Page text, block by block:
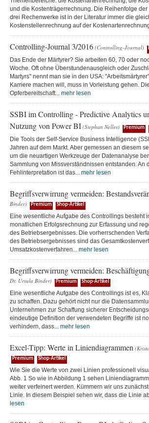
und die Kostenträgerrechnung. Die Reihenfolge
drei Rechenwerke ist in der Literatur immer die
Kostenstellenrechnung auf der
Controlling-Journal 3/2016 (Controlling-Journal)
Das Ende der Märtyrer? Sie arbeiten 60, 70 oder
Woche. Oft ohne Überstundenausgleich oder
Martyrs" nennt man sie in den USA:
Karriere machen will, muss in Vorleistung gehen.
Opferbereitschaft... mehr lesen
SSBI im Controlling - Predictive Analytics
Nutzung von Power BI (Stephan Nelles) Premium
Die Tools der Self-Service Business Intelligence
Jahren auf dem Markt. Aber gemessen an diesem
um die neuartigen Werkzeuge der Datenanalyse
Sammlung von Missverständnissen entstanden. An
Fehlinterpretation ist das... mehr lesen
Begriffsverwirrung vermeiden:
Binder)
Premium Shop-Artikel
Eine wesentliche Aufgabe des Controllings besteht
monatlichen Erfolgsrechnung zur Erfassung und
des Betriebsergebnisses. Die vorherrschenden
des Betriebsergebnisses sind das
Umsatzkostenverfahren... mehr lesen
Begriffsverwirrung vermeiden:
Dr. Ursula Binder)
Premium Shop-Artikel
Eine wesentliche Aufgabe des Controllings ist es,
zu schaffen. Dazu gehört nicht nur die
Unternehmen zur Schaffung sicherer
eindeutige Definition der verwendeten Begriffe ist
verhindern, dass... mehr lesen
Excel-Tipp: Werte in Liniendiagrammen
Premium Shop-Artikel
Wie Sie die Werte von zwei Linien professionell
Abb. 1 So wie in Abbildung 1 sehen
weiter verfeinert werden. Kümmern wir uns
Linie. In diesem Beispiel sehen wir, dass die Linie
lesen